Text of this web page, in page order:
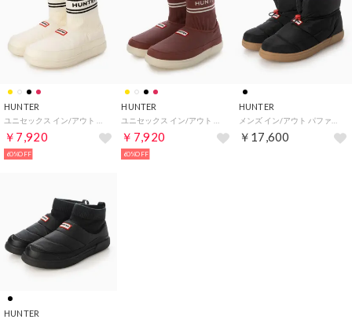
HUNTER
￥7,920
60%OFF
HUNTER
￥7,920
60%OFF
HUNTER
￥17,600
HUNTER